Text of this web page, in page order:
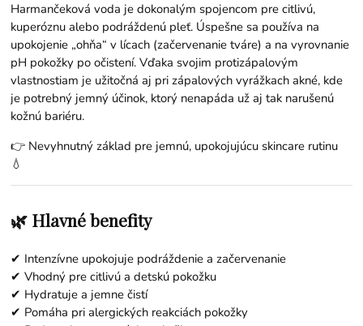
Harmančeková voda je dokonalým spojencom pre citlivú,
kuperóznu alebo podráždenú pleť. Úspešne sa používa na
upokojenie „ohňa“ v lícach (začervenanie tváre) a na vyrovnanie
pH pokožky po očistení. Vďaka svojim protizápalovým
vlastnostiam je užitočná aj pri zápalových vyrážkach akné, kde
je potrebný jemný účinok, ktorý nenapáda už aj tak narušenú
kožnú bariéru.
👉 Nevyhnutný základ pre jemnú, upokojujúcu skincare rutinu
💧
🌿 Hlavné benefity
✔ Intenzívne upokojuje podráždenie a začervenanie
✔ Vhodný pre citlivú a detskú pokožku
✔ Hydratuje a jemne čistí
✔ Pomáha pri alergických reakciách pokožky